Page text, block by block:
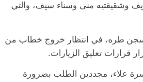
وشقيقتيه منى وسناء سيف، والتي
سجن طره، في انتظار خروج خطاب من
قرارات تعليق الزيارات.
علاء، مجددين الطلب بضرورة